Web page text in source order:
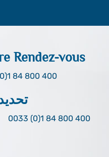
Rendez-vous
84 800 400
0033 (0)1 84 800 400